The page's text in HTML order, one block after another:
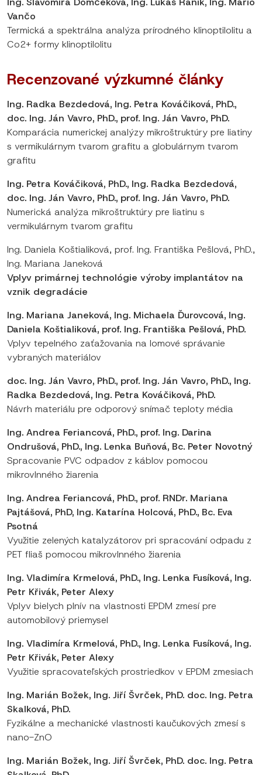
Vančo
Termická a spektrálna analýza prírodného klinoptilolitu a
Co2+ formy klinoptilolitu
Recenzované výzkumné články
Ing. Radka Bezdedová, Ing. Petra Kováčiková, PhD.,
doc. Ing. Ján Vavro, PhD., prof. Ing. Ján Vavro, PhD.
Komparácia numerickej analýzy mikroštruktúry pre liatiny
s vermikulárnym tvarom grafitu a globulárnym tvarom
grafitu
Ing. Petra Kováčiková, PhD., Ing. Radka Bezdedová,
doc. Ing. Ján Vavro, PhD., prof. Ing. Ján Vavro, PhD.
Numerická analýza mikroštruktúry pre liatinu s
vermikulárnym tvarom grafitu
Ing. Daniela Koštialiková, prof. Ing. Františka Pešlová, PhD.,
Ing. Mariana Janeková
Vplyv primárnej technológie výroby implantátov na
vznik degradácie
Ing. Mariana Janeková, Ing. Michaela Ďurovcová, Ing.
Daniela Koštialiková, prof. Ing. Františka Pešlová, PhD.
Vplyv tepelného zaťažovania na lomové správanie
vybraných materiálov
doc. Ing. Ján Vavro, PhD., prof. Ing. Ján Vavro, PhD., Ing.
Radka Bezdedová, Ing. Petra Kováčiková, PhD.
Návrh materiálu pre odporový snímač teploty média
Ing. Andrea Feriancová, PhD., prof. Ing. Darina
Ondrušová, PhD., Ing. Lenka Buňová, Bc. Peter Novotný
Spracovanie PVC odpadov z káblov pomocou
mikrovlnného žiarenia
Ing. Andrea Feriancová, PhD., prof. RNDr. Mariana
Pajtášová, PhD, Ing. Katarína Holcová, PhD., Bc. Eva
Psotná
Využitie zelených katalyzátorov pri spracování odpadu z
PET fliaš pomocou mikrovlnného žiarenia
Ing. Vladimíra Krmelová, PhD., Ing. Lenka Fusíková, Ing.
Petr Křivák, Peter Alexy
Vplyv bielych plnív na vlastnosti EPDM zmesí pre
automobilový priemysel
Ing. Vladimíra Krmelová, PhD., Ing. Lenka Fusíková, Ing.
Petr Křivák, Peter Alexy
Využitie spracovateľských prostriedkov v EPDM zmesiach
Ing. Marián Božek, Ing. Jiří Švrček, PhD. doc. Ing. Petra
Skalková, PhD.
Fyzikálne a mechanické vlastnosti kaučukových zmesí s
nano-ZnO
Ing. Marián Božek, Ing. Jiří Švrček, PhD. doc. Ing. Petra